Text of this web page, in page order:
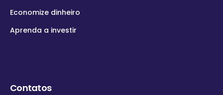
Economize dinheiro
Aprenda a investir
Contatos